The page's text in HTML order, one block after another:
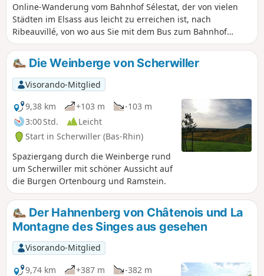
Online-Wanderung vom Bahnhof Sélestat, der von vielen
Städten im Elsass aus leicht zu erreichen ist, nach
Ribeauvillé, von wo aus Sie mit dem Bus zum Bahnhof
Sélestat zurückgehen können. Die Strecke bietet Ihnen ein
herrliches Panorama auf die Vogesen, sobald Sie Sélestat
verlassen, mit dem Schloss Kintzheim und der Haut-
Koenigsbourg zu Ihrer Linken, dem Dorf Châtenois vor
Ihnen und den Schlössern Ramstein und Ortenbourg
oberhalb von Scherwiller zu Ihrer Rechten. Sie durchqueren
einen Teil von Châtenois, bevor Sie den Aufstieg zur Burg
Haut-Koenigsbourg, einer der wichtigsten
Sehenswürdigkeiten des Elsass, in Angriff nehmen. Ihre
Fahrt endet schließlich inmitten von Weinbergen zwischen
Bergheim, einem charmanten befestigten Dorf am Fuße der
Vogesen, und Ribeauvillé, Ihrem Zielort.
Die Weinberge von Scherwiller
Visorando-Mitglied
9,38 km
+103 m
-103 m
3:00 Std.
Leicht
Start in Scherwiller (Bas-Rhin)
Spaziergang durch die Weinberge rund
um Scherwiller mit schöner Aussicht auf
die Burgen Ortenbourg und Ramstein.
Der Hahnenberg von Châtenois und La
Montagne des Singes aus gesehen
Visorando-Mitglied
9,74 km
+387 m
-382 m